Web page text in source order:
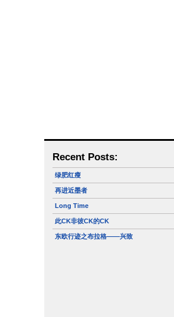
Recent Posts:
绿肥红瘦
再进近墨者
Long Time
此CK非彼CK的CK
东欧行迹之布拉格——兴致